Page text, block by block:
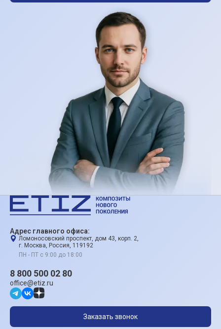
Адрес главного офиса:
Ломоносовский проспект, дом 43, корп. 2,
г. Москва, Россия, 119192
ПН - ПТ с 9:00 до 18:00
8 800 500 02 80
office@etiz.ru
Заказать звонок